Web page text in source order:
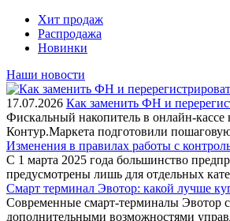
Хит продаж
Распродажа
Новинки
Наши новости
17.07.2026 Как заменить ФН и
Фискальный накопитель в онлайн-
Контур.Маркета подготовили
Изменения в правилах работы с
С 1 марта 2025 года большинство
предусмотрены лишь для отдельных
Смарт терминал Эвотор: какой лучше
Современные смарт-терминалы Эвотор
дополнительными возможностями